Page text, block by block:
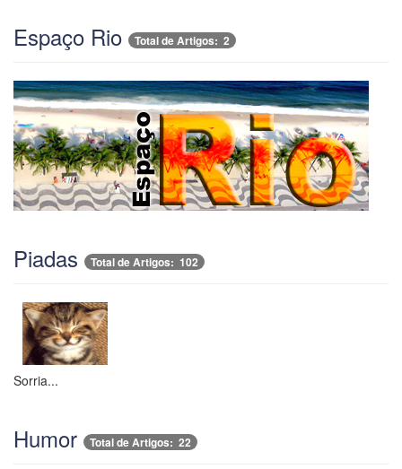
Espaço Rio Total de Artigos: 2
Piadas Total de Artigos: 102
Sorria...
Humor Total de Artigos: 22